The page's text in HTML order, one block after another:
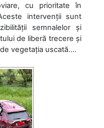
cu prioritate în
intervenții sunt
semnalelor și
de liberă trecere și
vegetația uscată....